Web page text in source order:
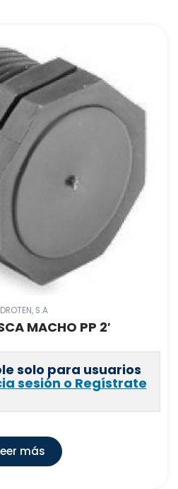
S.A
MACHO PP 2′
solo para usuarios
sesión o Regístrate
más